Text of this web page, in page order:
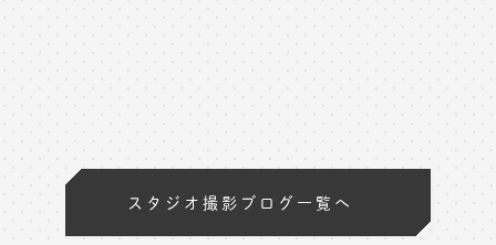
スタジオ撮影ブログ一覧へ